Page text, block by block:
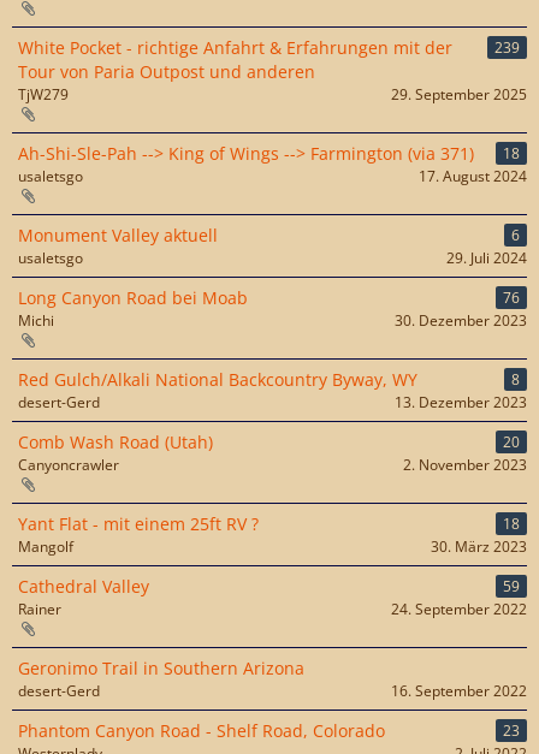
White Pocket - richtige Anfahrt & Erfahrungen mit der
Tour von Paria Outpost und anderen
239
TjW279 29. September 2025
Ah-Shi-Sle-Pah --> King of Wings --> Farmington (via 371)
18
usaletsgo
17. August 2024
Monument Valley aktuell
6
usaletsgo
29. Juli 2024
Long Canyon Road bei Moab
76
Michi
30. Dezember 2023
Red Gulch/Alkali National Backcountry Byway, WY
8
desert-Gerd
13. Dezember 2023
Comb Wash Road (Utah)
20
Canyoncrawler
2. November 2023
Yant Flat - mit einem 25ft RV ?
18
Mangolf
30. März 2023
Cathedral Valley
59
Rainer
24. September 2022
Geronimo Trail in Southern Arizona
desert-Gerd 16. September 2022
Phantom Canyon Road - Shelf Road, Colorado
23